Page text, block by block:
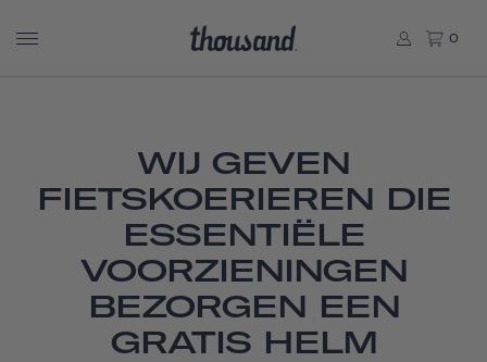
0
WIJ GEVEN
FIETSKOERIEREN DIE
ESSENTIËLE
VOORZIENINGEN
BEZORGEN EEN
GRATIS HELM